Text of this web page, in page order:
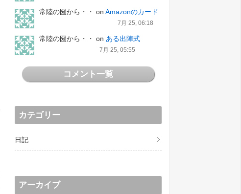
常陸の圀から・・ on Amazonのカード
7月 25, 06:18
常陸の圀から・・ on ある出陣式
7月 25, 05:55
コメント一覧
カテゴリー
日記
アーカイブ